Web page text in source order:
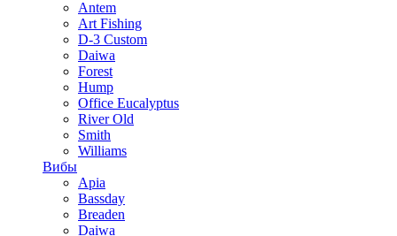
Antem
Art Fishing
D-3 Custom
Daiwa
Forest
Hump
Office Eucalyptus
River Old
Smith
Williams
Вибы
Apia
Bassday
Breaden
Daiwa